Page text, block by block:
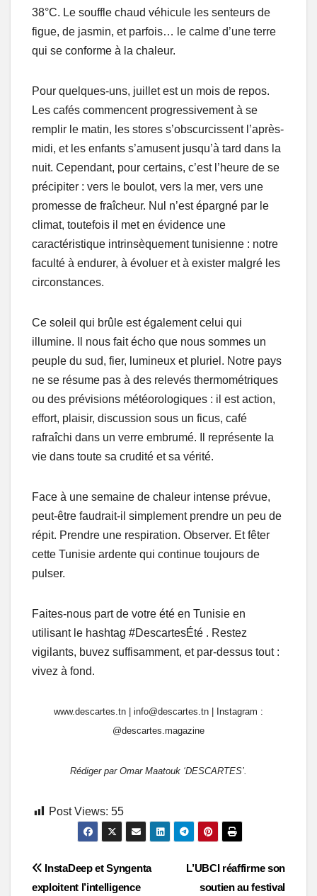
38°C. Le souffle chaud véhicule les senteurs de
figue, de jasmin, et parfois… le calme d’une terre
qui se conforme à la chaleur.
Pour quelques-uns, juillet est un mois de repos.
Les cafés commencent progressivement à se
remplir le matin, les stores s’obscurcissent l’après-
midi, et les enfants s’amusent jusqu’à tard dans la
nuit. Cependant, pour certains, c’est l’heure de se
précipiter : vers le boulot, vers la mer, vers une
promesse de fraîcheur. Nul n’est épargné par le
climat, toutefois il met en évidence une
caractéristique intrinsèquement tunisienne : notre
faculté à endurer, à évoluer et à exister malgré les
circonstances.
Ce soleil qui brûle est également celui qui
illumine. Il nous fait écho que nous sommes un
peuple du sud, fier, lumineux et pluriel. Notre pays
ne se résume pas à des relevés thermométriques
ou des prévisions météorologiques : il est action,
effort, plaisir, discussion sous un ficus, café
rafraîchi dans un verre embrumé. Il représente la
vie dans toute sa crudité et sa vérité.
Face à une semaine de chaleur intense prévue,
peut-être faudrait-il simplement prendre un peu de
répit. Prendre une respiration. Observer. Et fêter
cette Tunisie ardente qui continue toujours de
pulser.
Faites-nous part de votre été en Tunisie en
utilisant le hashtag #DescartesÉté . Restez
vigilants, buvez suffisamment, et par-dessus tout :
vivez à fond.
www.descartes.tn | info@descartes.tn | Instagram :
@descartes.magazine
Rédiger par Omar Maatouk ‘DESCARTES’.
Post Views: 55
Post
L’UBCI réaffirme son
soutien au festival
InstaDeep et Syngenta
exploitent l’intelligence